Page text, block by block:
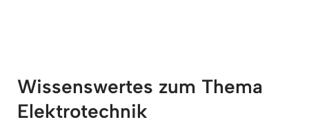
Wissenswertes zum Thema
Elektrotechnik